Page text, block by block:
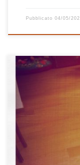
Pubblicato 04/05/
Quest’anno ho
proprio come piace a
sono canzoni che ci
importanti significati
parole in esse